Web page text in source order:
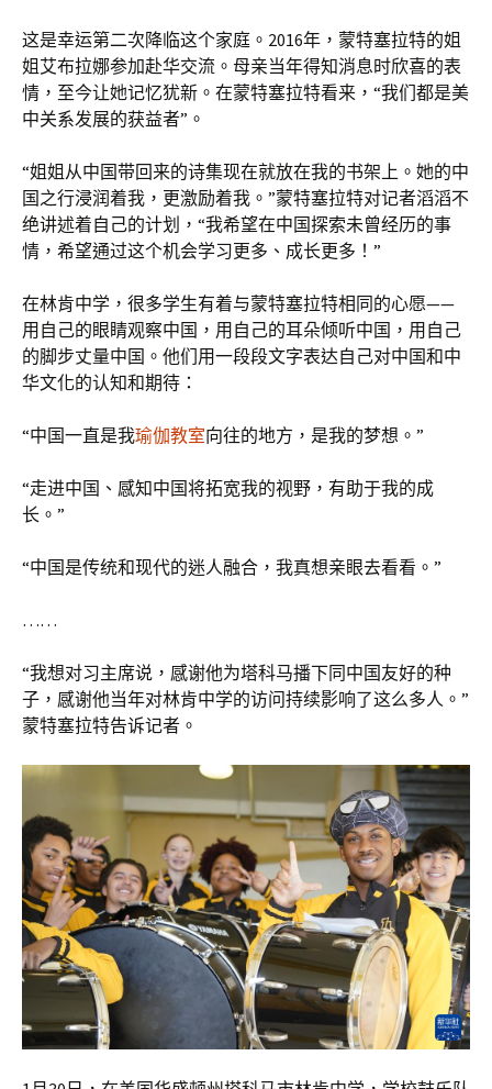
这是幸运第二次降临这个家庭。2016年，蒙特塞拉特的姐
姐艾布拉娜参加赴华交流。母亲当年得知消息时欣喜的表
情，至今让她记忆犹新。在蒙特塞拉特看来，“我们都是美
中关系发展的获益者”。
“姐姐从中国带回来的诗集现在就放在我的书架上。她的中
国之行浸润着我，更激励着我。”蒙特塞拉特对记者滔滔不
绝讲述着自己的计划，“我希望在中国探索未曾经历的事
情，希望通过这个机会学习更多、成长更多！”
在林肯中学，很多学生有着与蒙特塞拉特相同的心愿——
用自己的眼睛观察中国，用自己的耳朵倾听中国，用自己
的脚步丈量中国。他们用一段段文字表达自己对中国和中
华文化的认知和期待：
“中国一直是我瑜伽教室向往的地方，是我的梦想。”
“走进中国、感知中国将拓宽我的视野，有助于我的成
长。”
“中国是传统和现代的迷人融合，我真想亲眼去看看。”
……
“我想对习主席说，感谢他为塔科马播下同中国友好的种
子，感谢他当年对林肯中学的访问持续影响了这么多人。”
蒙特塞拉特告诉记者。